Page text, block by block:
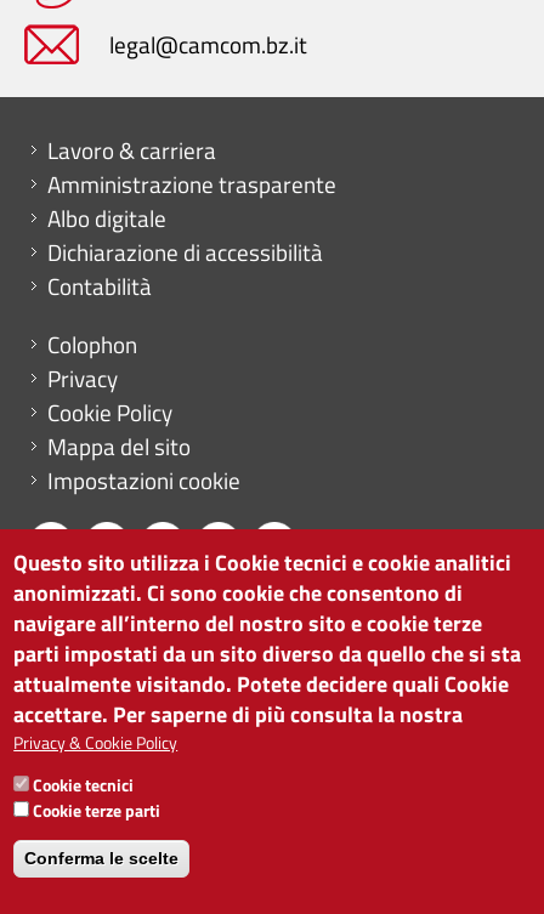
legal@camcom.bz.it
Mini menu di servizio
Lavoro & carriera
Amministrazione trasparente
Albo digitale
Dichiarazione di accessibilità
Contabilità
Menu footer
Colophon
Privacy
Cookie Policy
Mappa del sito
Impostazioni cookie
CAMERA DI COMMERCIO DI BOLZANO
via Alto Adige 60 | I-39100 Bolzano
tel. 0471 945 511 |info@camcom.bz.it
Partita IVA: 00376420212
ISTITUTO PER LA PROMOZIONE DELLO
SVILUPPO ECONOMICO
Partita IVA: 01716880214
Questo sito utilizza i Cookie tecnici e cookie analitici
anonimizzati. Ci sono cookie che consentono di
navigare all’interno del nostro sito e cookie terze
parti impostati da un sito diverso da quello che si sta
attualmente visitando. Potete decidere quali Cookie
accettare. Per saperne di più consulta la nostra
Privacy & Cookie Policy
Cookie tecnici
Cookie terze parti
Conferma le scelte